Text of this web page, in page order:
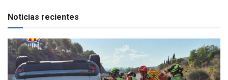
Noticias recientes